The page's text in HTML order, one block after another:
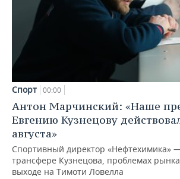
Спорт 00:00
Антон Марчинский: «Наше
Евгению Кузнецову
августа»
Спортивный директор «Нефтехимика»
трансфере Кузнецова, проблемах
выходе на Тимоти Ловелла